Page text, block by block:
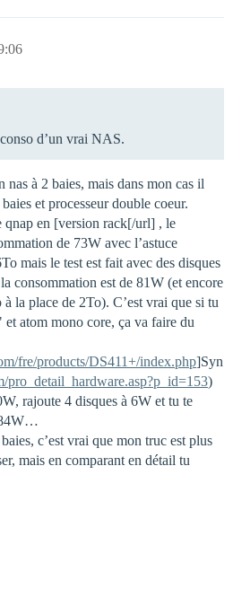
d’un vrai NAS.
nas à 2 baies, mais dans mon cas il
et processeur double coeur.
qnap en [version rack[/url] , le
de 73W avec l’astuce
mais le test est fait avec des disques
la consommation est de 81W (et encore
à la place de 2To). C’est vrai que si tu
et atom mono core, ça va faire du
fre/products/DS411+/index.php]Syn
pro_detail_hardware.asp?p_id=153)
rajoute 4 disques à 6W et tu te
84W…
c’est vrai que mon truc est plus
mais en comparant en détail tu